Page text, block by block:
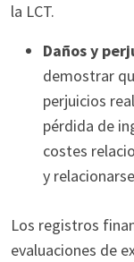
la LCT.
Daños y
demostrar
perjuicios
pérdida de
costes
y
Los registros
evaluaciones de